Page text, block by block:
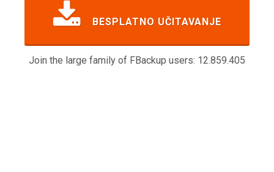
BESPLATNO UČITAVANJE
Join the large family of FBackup users: 12.859.405